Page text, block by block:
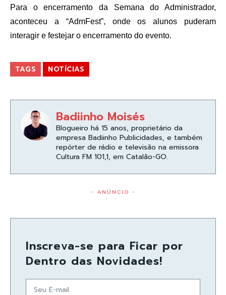
Para o encerramento da Semana do Administrador,
aconteceu a “AdmFest”, onde os alunos puderam
interagir e festejar o encerramento do evento.
TAGS NOTÍCIAS
Badiinho Moisés
Blogueiro há 15 anos, proprietário da
empresa Badiinho Publicidades, e também
repórter de rádio e televisão na emissora
Cultura FM 101,1, em Catalão-GO.
- ANÚNCIO -
Inscreva-se para Ficar por
Dentro das Novidades!